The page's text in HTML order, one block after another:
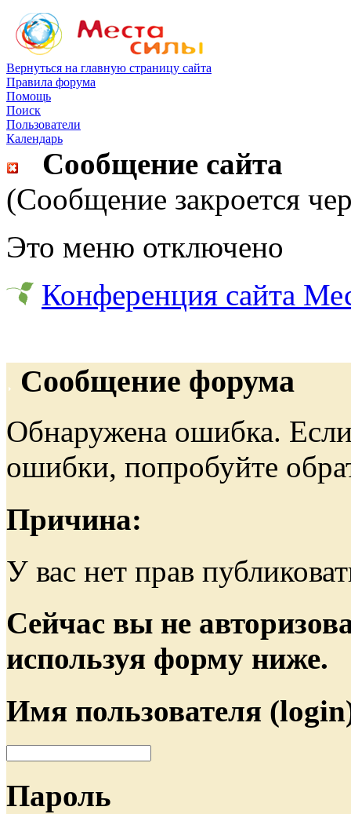
Вернуться на главную страницу сайта
Правила форума
Помощь
Поиск
Пользователи
Календарь
Сообщение сайта
(Сообщение закроется
Это меню отключено
Конференция сайта
Сообщение форума
Обнаружена ошибка.
ошибки, попробуйте
Причина:
У вас нет прав
Сейчас вы не
используя форму ниже.
Имя пользователя
Пароль